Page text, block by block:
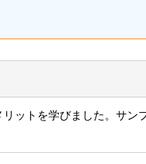
リットを学びました。サ